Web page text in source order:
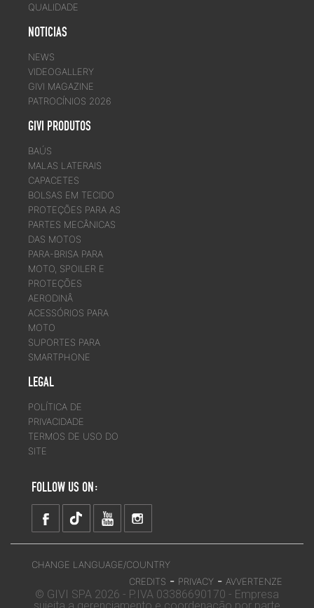
QUALIDADE
NOTICIAS
NEWS
VIDEOGALLERY
GIVI MAGAZINE
PATROCÍNIOS 2026
GIVI PRODUTOS
BAÚS
MALAS LATERAIS
CAPACETES
BOLSAS EM TECIDO
PROTEÇÕES PARA AS
PARTES MECÂNICAS
DAS MOTOS
PARA-BRISA PARA
MOTO, SPOILER E
PROTEÇÕES
AERODINÂ
ACESSÓRIOS PARA
MOTO
SUPORTES PARA
SMARTPHONE
LEGAL
POLÍTICA DE
PRIVACIDADE
TERMOS DE USO DO
SITE
FOLLOW US ON:
CHANGE LANGUAGE/COUNTRY
CREDITS - PRIVACY - AVVERTENZE
© GIVI SPA 2026 - P.IVA 03386690170 - Empresa